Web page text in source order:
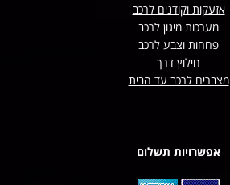
אזעקות וקודנים לרכב
מערכות מיגון לרכב
פחחות וצבע לרכב
חילוץ דרך
מצברים לרכב עד הבית
אפשרויות תשלום